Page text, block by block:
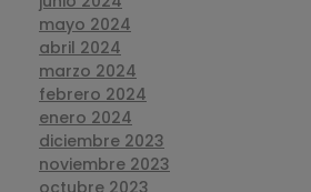
mayo 2024
abril 2024
marzo 2024
febrero 2024
enero 2024
diciembre 2023
noviembre 2023